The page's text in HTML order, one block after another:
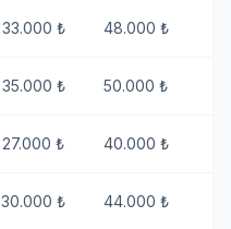
33.000 ₺ 48.000 ₺
35.000 ₺ 50.000 ₺
27.000 ₺ 40.000 ₺
30.000 ₺ 44.000 ₺